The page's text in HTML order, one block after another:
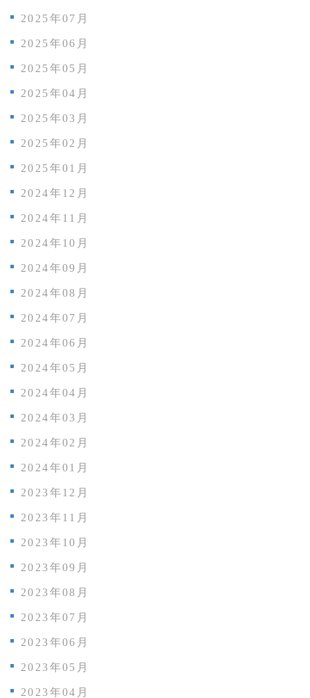
2025年07月
2025年06月
2025年05月
2025年04月
2025年03月
2025年02月
2025年01月
2024年12月
2024年11月
2024年10月
2024年09月
2024年08月
2024年07月
2024年06月
2024年05月
2024年04月
2024年03月
2024年02月
2024年01月
2023年12月
2023年11月
2023年10月
2023年09月
2023年08月
2023年07月
2023年06月
2023年05月
2023年04月